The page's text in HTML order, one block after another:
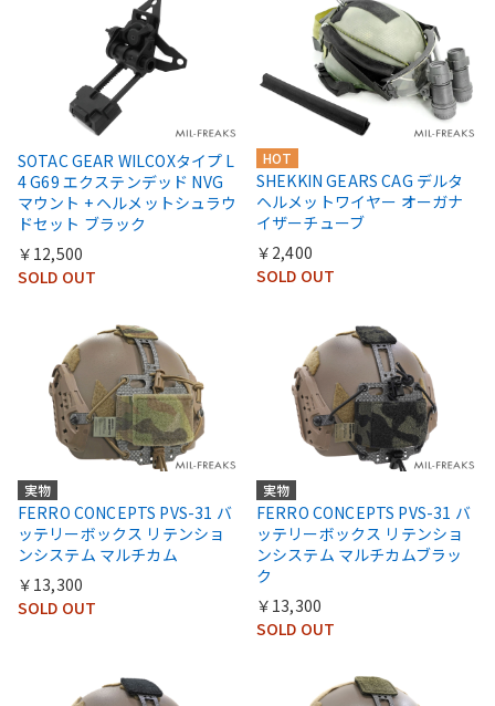
SOTAC GEAR WILCOXタイプ L
4 G69 エクステンデッド NVG
マウント + ヘルメットシュラウ
ドセット ブラック
￥12,500
SOLD OUT
HOT
SHEKKIN GEARS CAG デルタ
ヘルメットワイヤー オーガナ
イザーチューブ
￥2,400
SOLD OUT
実物
FERRO CONCEPTS PVS-31 バ
ッテリーボックス リテンショ
ンシステム マルチカム
￥13,300
SOLD OUT
実物
FERRO CONCEPTS PVS-31 バ
ッテリーボックス リテンショ
ンシステム マルチカムブラッ
ク
￥13,300
SOLD OUT